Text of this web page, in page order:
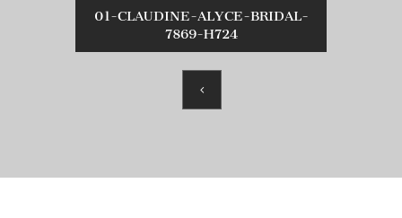
01-CLAUDINE-ALYCE-BRIDAL-
7869-H724